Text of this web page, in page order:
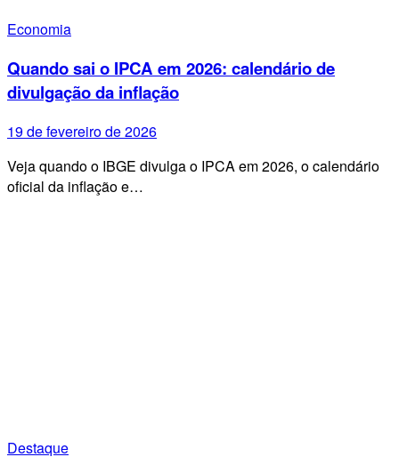
Economia
Quando sai o IPCA em 2026: calendário de
divulgação da inflação
19 de fevereiro de 2026
Veja quando o IBGE divulga o IPCA em 2026, o calendário
oficial da inflação e…
Destaque